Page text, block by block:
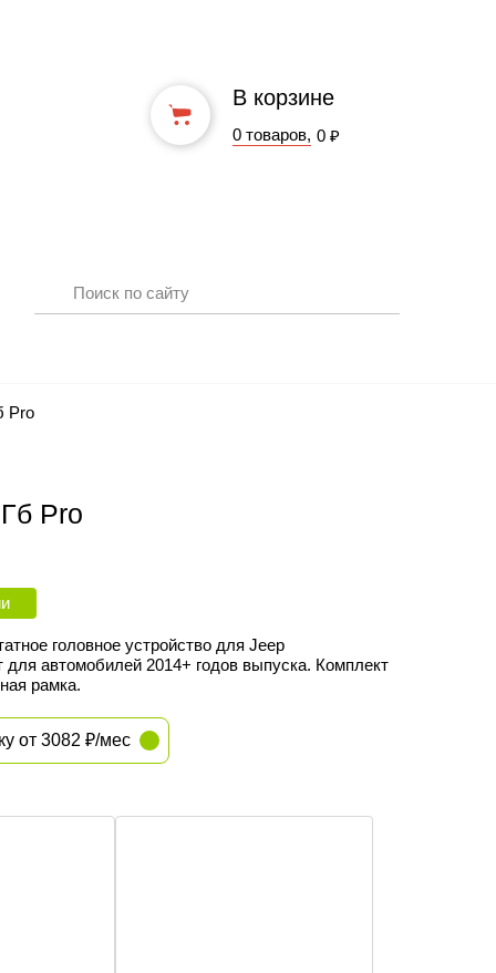
В корзине
0 товаров, 0 ₽
Pro
Pro
головное устройство для Jeep
для автомобилей 2014+ годов выпуска. Комплект
рамка.
от 3082 ₽/мес